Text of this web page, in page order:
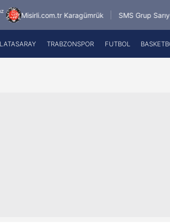
Karagümrük SMS Grup Sarıyerspor
TRABZONSPOR FUTBOL